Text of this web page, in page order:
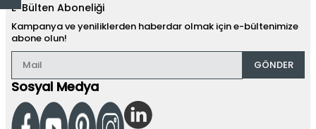
E-Bülten Aboneliği
Kampanya ve yeniliklerden haberdar olmak için e-bültenimize
abone olun!
GÖNDER
Sosyal Medya